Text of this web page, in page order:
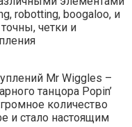
robotting, boogaloo, и
четки и
Mr Wiggles –
танцора Popin’
количество
и стало настоящим